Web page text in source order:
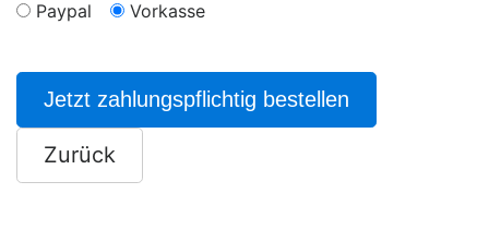
Paypal Vorkasse
Jetzt zahlungspflichtig bestellen
Zurück